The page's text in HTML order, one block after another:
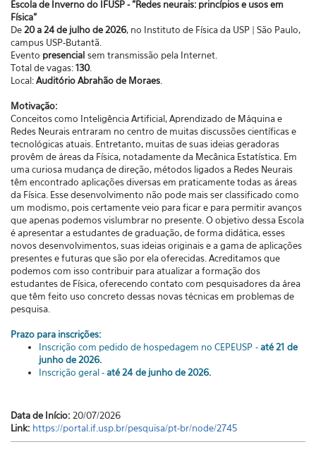
Escola de Inverno do IFUSP - "Redes neurais: princípios e usos em
Física"
De20 a 24 de julho de 2026, no Instituto de Física da USP | São Paulo,
campus USP-Butantã.
Evento presencial sem transmissão pela Internet.
Total de vagas:130.
Local:Auditório Abrahão de Moraes
Motivação:
Conceitos como Inteligência Artificial, Aprendizado de Máquina e
Redes Neurais entraram no centro de muitas discussões científicas e
tecnológicas atuais. Entretanto, muitas de suas ideias geradoras
provêm de áreas da Física, notadamente da Mecânica Estatística. Em
uma curiosa mudança de direção, métodos ligados a Redes Neurais
têm encontrado aplicações diversas em praticamente todas as áreas
da Física. Esse desenvolvimento não pode mais ser classificado como
um modismo, pois certamente veio para ficar e para permitir avanços
que apenas podemos vislumbrar no presente. O objetivo dessa Escola
é apresentar a estudantes de graduação, de forma didática, esses
novos desenvolvimentos, suas ideias originais e a gama de aplicações
presentes e futuras que são por ela oferecidas. Acreditamos que
podemos com isso contribuir para atualizar a formação dos
estudantes de Física, oferecendo contato com pesquisadores da área
que têm feito uso concreto dessas novas técnicas em problemas de
pesquisa.
Prazo para inscrições:
Inscrição com pedido de hospedagem no CEPEUSP -até 21 de
junho de 2026.
Inscrição geral -até 24 de junho de 2026.
Data de Início: 20/07/2026
Link: https://portal.if.usp.br/pesquisa/pt-br/node/2745